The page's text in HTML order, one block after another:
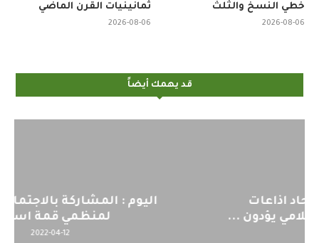
ثمانينيات القرن الماضي
2026-08-06
خطي النسخ والثلث
2026-08-06
قد يهمك أيضاً
اليوم : المشاركة بالاجتماع التحضيري
لمنظمي قمة اسيا...